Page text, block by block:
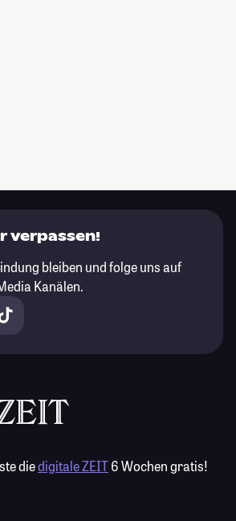
verpassen!
bleiben und folge uns auf
Kanälen.
diedigitale ZEIT6 Wochen gratis!